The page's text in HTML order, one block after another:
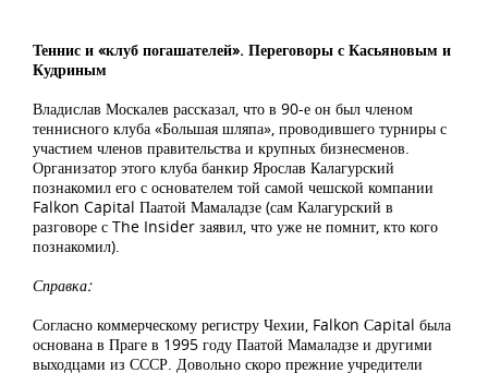
Теннис и «клуб погашателей». Переговоры с Касьяновым и
Кудриным
Владислав Москалев рассказал, что в 90-е он был членом
теннисного клуба «Большая шляпа», проводившего турниры с
участием членов правительства и крупных бизнесменов.
Организатор этого клуба банкир Ярослав Калагурский
познакомил его с основателем той самой чешской компании
Falkon Capital Паатой Мамаладзе (сам Калагурский в
разговоре с The Insider заявил, что уже не помнит, кто кого
познакомил).
Справка:
Согласно коммерческому регистру Чехии, Falkon Сapital была
основана в Праге в 1995 году Паатой Мамаладзе и другими
выходцами из СССР. Довольно скоро прежние учредители